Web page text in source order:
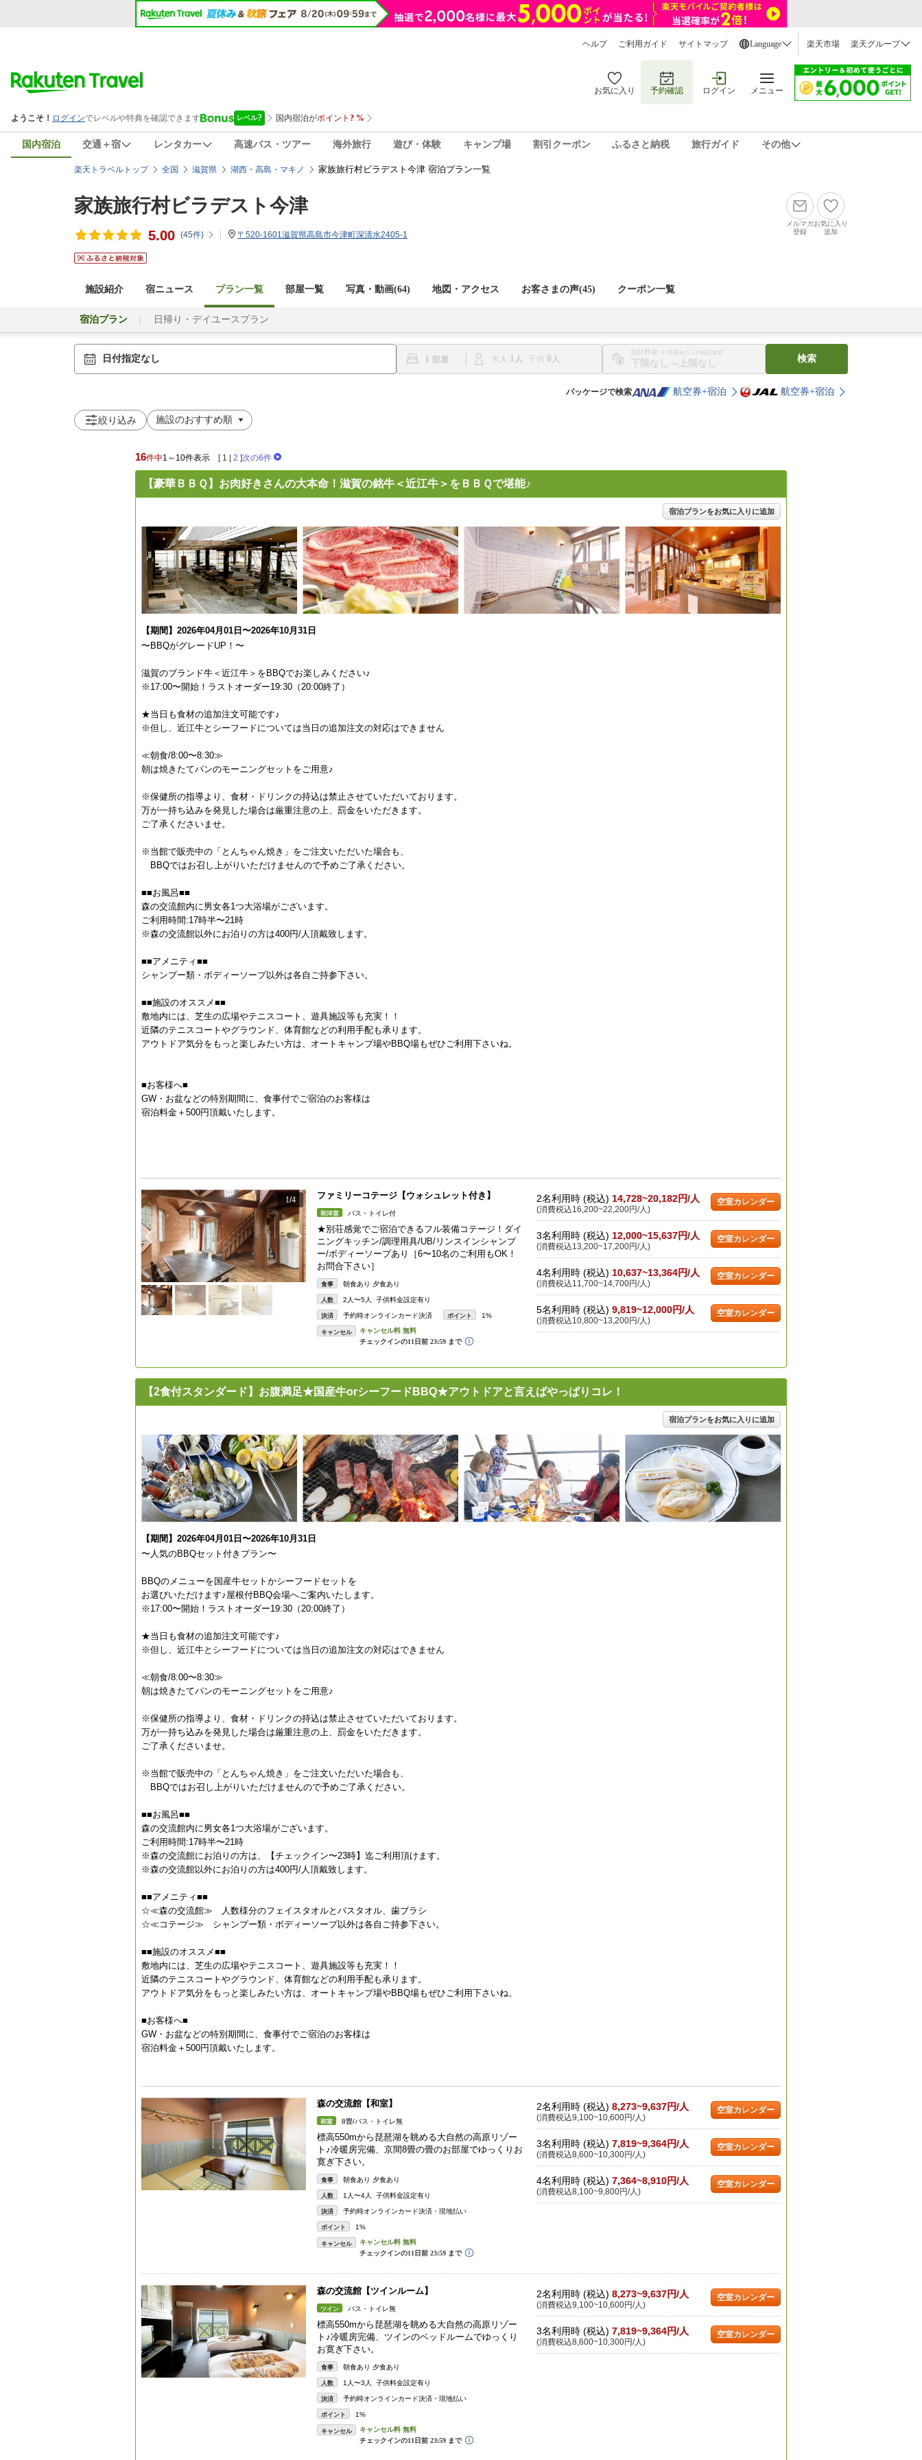
ヘルプ ご利用ガイド サイトマップ Language 楽天市場 楽天グループ
お気に入り 予約確認 ログイン メニュー
国内宿泊 交通＋宿 レンタカー 高速バス・ツアー 海外旅行 遊び・体験 キャンプ場 割引クーポン ふるさと納税 旅行ガイド その他
楽天トラベルトップ 全国 滋賀県 湖西・高島・マキノ 家族旅行村ビラデスト今津 宿泊プラン一覧
家族旅行村ビラデスト今津
5.00 (45件) 〒520-1601滋賀県高島市今津町深清水2405-1
メルマガ
登録
お気に入り
追加
施設紹介 宿ニュース プラン一覧 部屋一覧 写真・動画(64) 地図・アクセス お客さまの声(45) クーポン一覧
宿泊プラン 日帰り・デイユースプラン
日付指定なし 1 大人 1 子供 0
合計料金 ※1部屋あたりの税込金額
〜
検索
パッケージで検索 航空券+宿泊 航空券+宿泊
絞り込み
16件中1～10件表示 [ 1 2 ]次の6件
【豪華ＢＢＱ】お肉好きさんの大本命！滋賀の銘牛＜近江牛＞をＢＢＱで堪能♪
宿泊プランをお気に入りに追加
【期間】2026年04月01日〜2026年10月31日
〜BBQがグレードUP！〜
滋賀のブランド牛＜近江牛＞をBBQでお楽しみください♪
※17:00〜開始！ラストオーダー19:30（20:00終了）
★当日も食材の追加注文可能です♪
※但し、近江牛とシーフードについては当日の追加注文の対応はできません
≪朝食/8:00〜8:30≫
朝は焼きたてパンのモーニングセットをご用意♪
※保健所の指導より、食材・ドリンクの持込は禁止させていただいております。
万が一持ち込みを発見した場合は厳重注意の上、罰金をいただきます。
ご了承くださいませ。
※当館で販売中の「とんちゃん焼き」をご注文いただいた場合も、
BBQではお召し上がりいただけませんので予めご了承ください。
■■お風呂■■
森の交流館内に男女各1つ大浴場がございます。
ご利用時間:17時半〜21時
※森の交流館以外にお泊りの方は400円/人頂戴致します。
■■アメニティ■■
シャンプー類・ボディーソープ以外は各自ご持参下さい。
■■施設のオススメ■■
敷地内には、芝生の広場やテニスコート、遊具施設等も充実！！
近隣のテニスコートやグラウンド、体育館などの利用手配も承ります。
アウトドア気分をもっと楽しみたい方は、オートキャンプ場やBBQ場もぜひご利用下さいね。
■お客様へ■
GW・お盆などの特別期間に、食事付でご宿泊のお客様は
宿泊料金＋500円頂戴いたします。
1/4 ファミリーコテージ【ウォシュレット付き】
和洋室 バス・トイレ付
★別荘感覚でご宿泊できるフル装備コテージ！ダイ
ニングキッチン/調理用具/UB/リンスインシャンプ
ー/ボディーソープあり［6〜10名のご利用もOK！
お問合下さい］
食事 朝食あり 夕食あり
人数 2人〜5人 子供料金設定有り
決済 予約時オンラインカード決済 ポイント 1%
キャンセル
2名利用時 (税込) 14,728~20,182円/人
(消費税込16,200~22,200円/人)
空室カレンダー
3名利用時 (税込) 12,000~15,637円/人
(消費税込13,200~17,200円/人)
空室カレンダー
4名利用時 (税込) 10,637~13,364円/人
(消費税込11,700~14,700円/人)
空室カレンダー
5名利用時 (税込) 9,819~12,000円/人
(消費税込10,800~13,200円/人)
空室カレンダー
【2食付スタンダード】お腹満足★国産牛orシーフードBBQ★アウトドアと言えばやっぱりコレ！
宿泊プランをお気に入りに追加
【期間】2026年04月01日〜2026年10月31日
〜人気のBBQセット付きプラン〜
BBQのメニューを国産牛セットかシーフードセットを
お選びいただけます♪屋根付BBQ会場へご案内いたします。
※17:00〜開始！ラストオーダー19:30（20:00終了）
★当日も食材の追加注文可能です♪
※但し、近江牛とシーフードについては当日の追加注文の対応はできません
≪朝食/8:00〜8:30≫
朝は焼きたてパンのモーニングセットをご用意♪
※保健所の指導より、食材・ドリンクの持込は禁止させていただいております。
万が一持ち込みを発見した場合は厳重注意の上、罰金をいただきます。
ご了承くださいませ。
※当館で販売中の「とんちゃん焼き」をご注文いただいた場合も、
BBQではお召し上がりいただけませんので予めご了承ください。
■■お風呂■■
森の交流館内に男女各1つ大浴場がございます。
ご利用時間:17時半〜21時
※森の交流館にお泊りの方は、【チェックイン〜23時】迄ご利用頂けます。
※森の交流館以外にお泊りの方は400円/人頂戴致します。
■■アメニティ■■
☆≪森の交流館≫ 人数様分のフェイスタオルとバスタオル、歯ブラシ
☆≪コテージ≫ シャンプー類・ボディーソープ以外は各自ご持参下さい。
■■施設のオススメ■■
敷地内には、芝生の広場やテニスコート、遊具施設等も充実！！
近隣のテニスコートやグラウンド、体育館などの利用手配も承ります。
アウトドア気分をもっと楽しみたい方は、オートキャンプ場やBBQ場もぜひご利用下さいね。
■お客様へ■
GW・お盆などの特別期間に、食事付でご宿泊のお客様は
宿泊料金＋500円頂戴いたします。
森の交流館【和室】
和室 8畳/バス・トイレ無
標高550mから琵琶湖を眺める大自然の高原リゾー
ト♪冷暖房完備、京間8畳の畳のお部屋でゆっくりお
寛ぎ下さい。
食事 朝食あり 夕食あり
人数 1人〜4人 子供料金設定有り
決済 予約時オンラインカード決済・現地払い
ポイント 1%
キャンセル
2名利用時 (税込) 8,273~9,637円/人
(消費税込9,100~10,600円/人)
空室カレンダー
3名利用時 (税込) 7,819~9,364円/人
(消費税込8,600~10,300円/人)
空室カレンダー
4名利用時 (税込) 7,364~8,910円/人
(消費税込8,100~9,800円/人)
空室カレンダー
森の交流館【ツインルーム】
ツイン バス・トイレ無
標高550mから琵琶湖を眺める大自然の高原リゾー
ト♪冷暖房完備、ツインのベッドルームでゆっくり
お寛ぎ下さい。
食事 朝食あり 夕食あり
人数 1人〜3人 子供料金設定有り
決済 予約時オンラインカード決済・現地払い
ポイント 1%
キャンセル
2名利用時 (税込) 8,273~9,637円/人
(消費税込9,100~10,600円/人)
空室カレンダー
3名利用時 (税込) 7,819~9,364円/人
(消費税込8,600~10,300円/人)
空室カレンダー